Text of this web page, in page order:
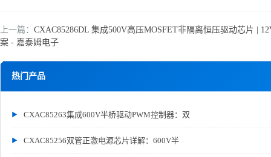
热门产品
CXAC85263集成600V半桥驱动PWM控制器：双
CXAC85256双管正激电源芯片详解：600V半
上一篇： CXAC85286DL 集成500V高压MOSFET非隔离恒压驱动芯片 |
案 - 嘉泰姆电子